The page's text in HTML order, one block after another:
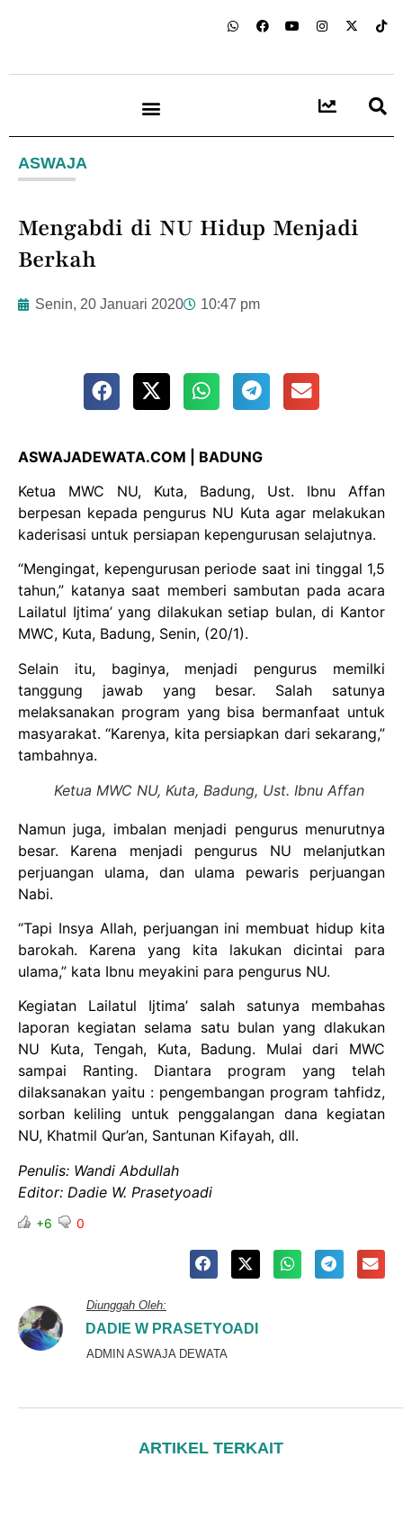
ASWAJA
Mengabdi di NU Hidup Menjadi
Berkah
Senin, 20 Januari 2020 10:47 pm
ASWAJADEWATA.COM | BADUNG
Ketua MWC NU, Kuta, Badung, Ust. Ibnu Affan
berpesan kepada pengurus NU Kuta agar melakukan
kaderisasi untuk persiapan kepengurusan selajutnya.
“Mengingat, kepengurusan periode saat ini tinggal 1,5
tahun,” katanya saat memberi sambutan pada acara
Lailatul Ijtima’ yang dilakukan setiap bulan, di Kantor
MWC, Kuta, Badung, Senin, (20/1).
Selain itu, baginya, menjadi pengurus memilki
tanggung jawab yang besar. Salah satunya
melaksanakan program yang bisa bermanfaat untuk
masyarakat. “Karenya, kita persiapkan dari sekarang,”
tambahnya.
Ketua MWC NU, Kuta, Badung, Ust. Ibnu Affan
Namun juga, imbalan menjadi pengurus menurutnya
besar. Karena menjadi pengurus NU melanjutkan
perjuangan ulama, dan ulama pewaris perjuangan
Nabi.
“Tapi Insya Allah, perjuangan ini membuat hidup kita
barokah. Karena yang kita lakukan dicintai para
ulama,” kata Ibnu meyakini para pengurus NU.
Kegiatan Lailatul Ijtima’ salah satunya membahas
laporan kegiatan selama satu bulan yang dlakukan
NU Kuta, Tengah, Kuta, Badung. Mulai dari MWC
sampai Ranting. Diantara program yang telah
dilaksanakan yaitu : pengembangan program tahfidz,
sorban keliling untuk penggalangan dana kegiatan
NU, Khatmil Qur’an, Santunan Kifayah, dll.
Penulis: Wandi Abdullah
Editor: Dadie W. Prasetyoadi
+6 0
Diunggah Oleh:
DADIE W PRASETYOADI
ADMIN ASWAJA DEWATA
ARTIKEL TERKAIT